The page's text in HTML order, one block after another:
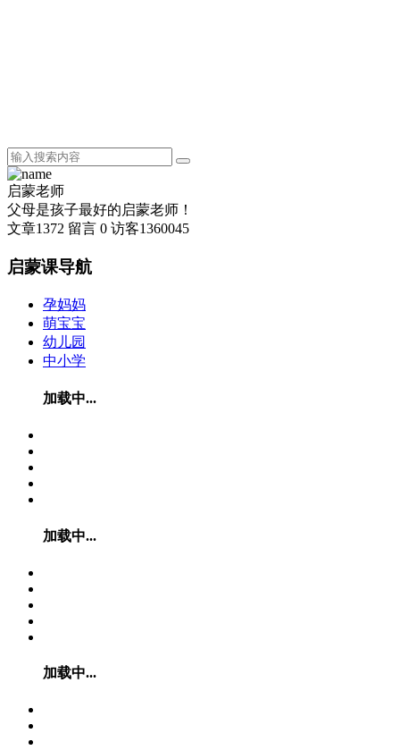
启蒙老师
父母是孩子最好的启蒙老师！
文章1372 留言 0 访客1360045
启蒙课导航
孕妈妈
萌宝宝
幼儿园
中小学
加载中...
加载中...
加载中...